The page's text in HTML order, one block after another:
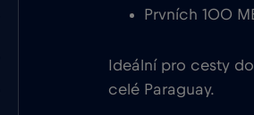
Prvních 100
Ideální pro cesty
celé Paraguay.